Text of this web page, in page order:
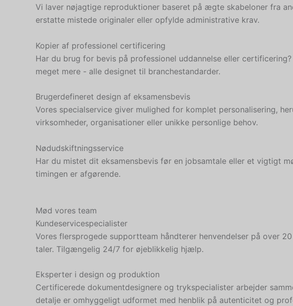
Vi laver nøjagtige reproduktioner baseret på ægte skabeloner fra
erstatte mistede originaler eller opfylde administrative krav.
Kopier af professionel certificering
Har du brug for bevis på professionel uddannelse eller
meget mere - alle designet til branchestandarder.
Brugerdefineret design af eksamensbevis
Vores specialservice giver mulighed for komplet personalisering,
virksomheder, organisationer eller unikke personlige behov.
Nødudskiftningsservice
Har du mistet dit eksamensbevis før en jobsamtale eller et vigtigt
timingen er afgørende.
Mød vores team
Kundeservicespecialister
Vores flersprogede supportteam håndterer henvendelser på over
taler. Tilgængelig 24/7 for øjeblikkelig hjælp.
Eksperter i design og produktion
Certificerede dokumentdesignere og trykspecialister arbejder
detalje er omhyggeligt udformet med henblik på autenticitet og